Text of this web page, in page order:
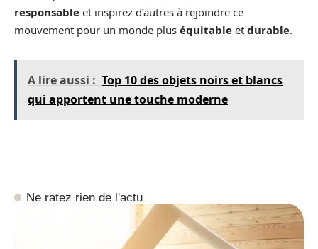
responsable et inspirez d’autres à rejoindre ce
mouvement pour un monde plus équitable et durable.
A lire aussi : Top 10 des objets noirs et blancs
qui apportent une touche moderne
Ne ratez rien de l'actu